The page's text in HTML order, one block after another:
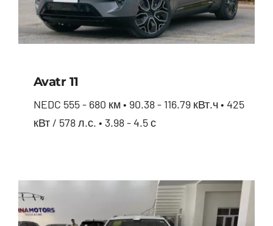
Avatr 11
NEDC 555 - 680 км • 90.38 - 116.79 кВт.ч • 425
кВт / 578 л.с. • 3.98 - 4.5 с